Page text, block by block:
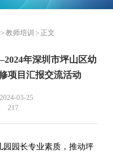
> 教师培训 > 正文
年深圳市坪山区幼
项目汇报交流活动
03-25
217
园园长专业素质，推动坪